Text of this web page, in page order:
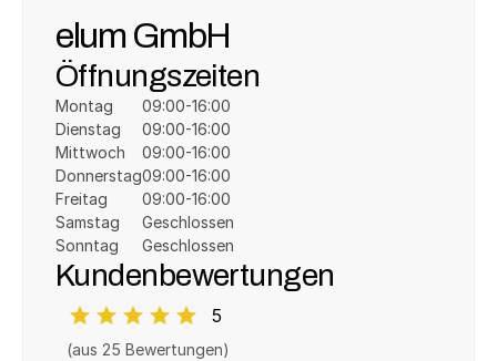
elum GmbH
Öffnungszeiten
Montag
Dienstag
Mittwoch
Donnerstag
Freitag
Samstag
Sonntag
09:00-16:00
09:00-16:00
09:00-16:00
09:00-16:00
09:00-16:00
Geschlossen
Geschlossen
Kundenbewertungen
5
(aus 25 Bewertungen)